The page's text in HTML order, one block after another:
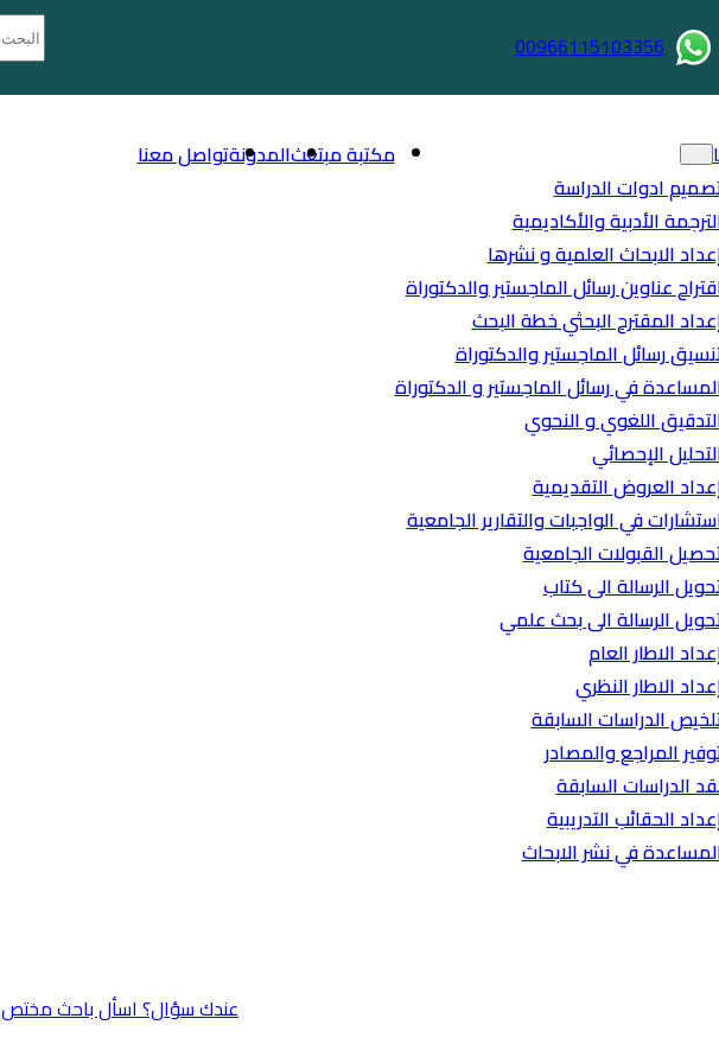
00966115103356
ادوات الدراسة
الأدبية والأكاديمية
الابحاث العلمية و نشرها
عناوين رسائل الماجستير والدكتوراة
المقترح البحثي خطة البحث
رسائل الماجستير والدكتوراة
في رسائل الماجستير و الدكتوراة
اللغوي و النحوي
الإحصائي
العروض التقديمية
في الواجبات والتقارير الجامعية
القبولات الجامعية
الرسالة الى كتاب
الرسالة الى بحث علمي
الاطار العام
الاطار النظري
الدراسات السابقة
المراجع والمصادر
الدراسات السابقة
الحقائب التدريبية
في نشر الابحاث
مكتبة مبتعثالمدونةتواصل معنا
عندك سؤال؟ اسأل باحث مختص